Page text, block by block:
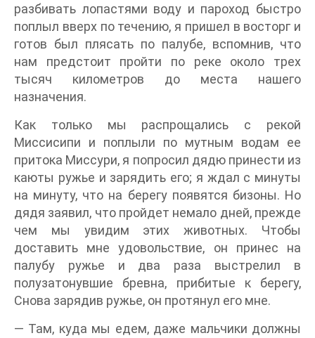
разбивать лопастями воду и пароход быстро
поплыл вверх по течению, я пришел в восторг и
готов был плясать по палубе, вспомнив, что
нам предстоит пройти по реке около трех
тысяч километров до места нашего
назначения.
Как только мы распрощались с рекой
Миссисипи и поплыли по мутным водам ее
притока Миссури, я попросил дядю принести из
каюты ружье и зарядить его; я ждал с минуты
на минуту, что на берегу появятся бизоны. Но
дядя заявил, что пройдет немало дней, прежде
чем мы увидим этих животных. Чтобы
доставить мне удовольствие, он принес на
палубу ружье и два раза выстрелил в
полузатонувшие бревна, прибитые к берегу,
Снова зарядив ружье, он протянул его мне.
— Там, куда мы едем, даже мальчики должны